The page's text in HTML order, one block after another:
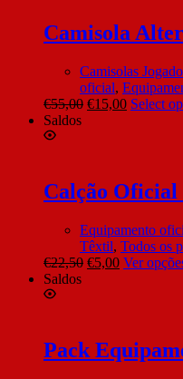
Camisola
Camisolas
oficial,
€55,00 €15,00 Select
Saldos
Calção Oficial
Equipamento
Têxtil, Todos os
€22,50 €5,00 Ver
Saldos
Pack